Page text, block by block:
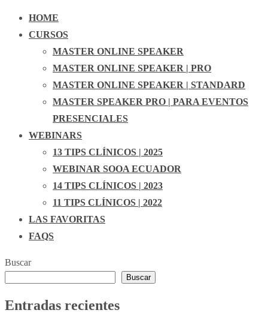
HOME
CURSOS
MASTER ONLINE SPEAKER
MASTER ONLINE SPEAKER | PRO
MASTER ONLINE SPEAKER | STANDARD
MASTER SPEAKER PRO | PARA EVENTOS
PRESENCIALES
WEBINARS
13 TIPS CLÍNICOS | 2025
WEBINAR SOOA ECUADOR
14 TIPS CLÍNICOS | 2023
11 TIPS CLÍNICOS | 2022
LAS FAVORITAS
FAQS
Buscar
Buscar
Entradas recientes